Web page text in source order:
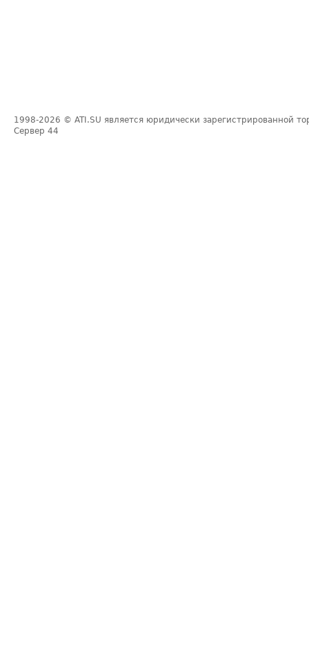
1998-2026 © ATI.SU является юридически зарегистрированной
Сервер 44